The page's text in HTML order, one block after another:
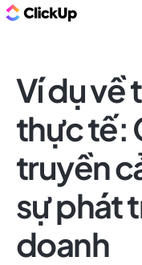
Ví dụ về
thực tế:
truyền
sự phát
doanh